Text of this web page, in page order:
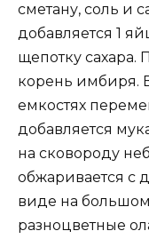
сметану, соль и
добавляется 1
щепотку сахара.
корень имбиря.
емкостях
добавляется
на сковороду
обжаривается с
виде на
разноцветные